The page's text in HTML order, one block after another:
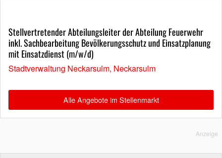
Stellvertretender Abteilungsleiter der Abteilung Feuerwehr
inkl. Sachbearbeitung Bevölkerungsschutz und Einsatzplanung
mit Einsatzdienst (m/w/d)
Stadtverwaltung Neckarsulm, Neckarsulm
Alle Angebote im Stellenmarkt
Anzeige